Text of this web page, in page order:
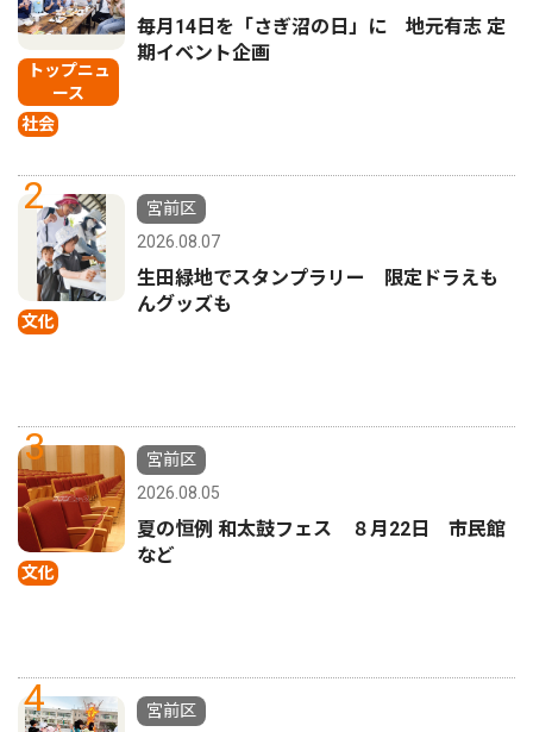
トップニュ
ース
社会
毎月14日を「さぎ沼の日」に 地元有志 定
期イベント企画
2
文化
宮前区
2026.08.07
生田緑地でスタンプラリー 限定ドラえも
んグッズも
3
文化
宮前区
2026.08.05
夏の恒例 和太鼓フェス ８月22日 市民館
など
4
宮前区